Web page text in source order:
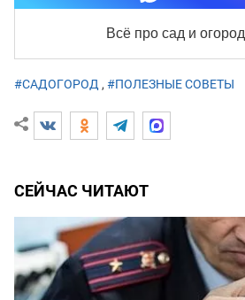
Всё про сад и огород
#САДОГОРОД , #ПОЛЕЗНЫЕ СОВЕТЫ
СЕЙЧАС ЧИТАЮТ